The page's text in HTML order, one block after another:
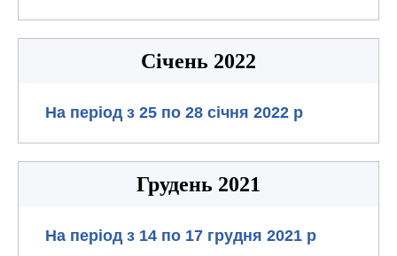
Січень 2022
На період з 25 по 28 січня 2022 р
Грудень 2021
На період з 14 по 17 грудня 2021 р